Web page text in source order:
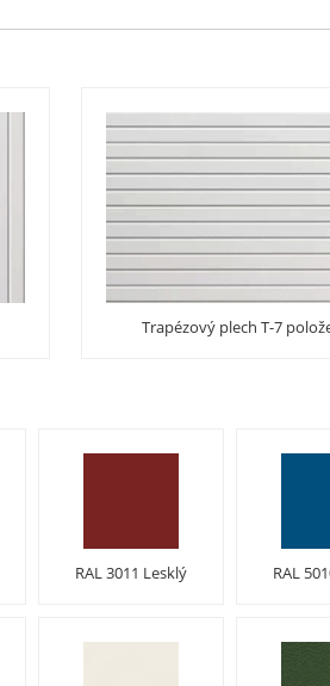
Trapézový plech T-7
RAL 3011 Lesklý RAL